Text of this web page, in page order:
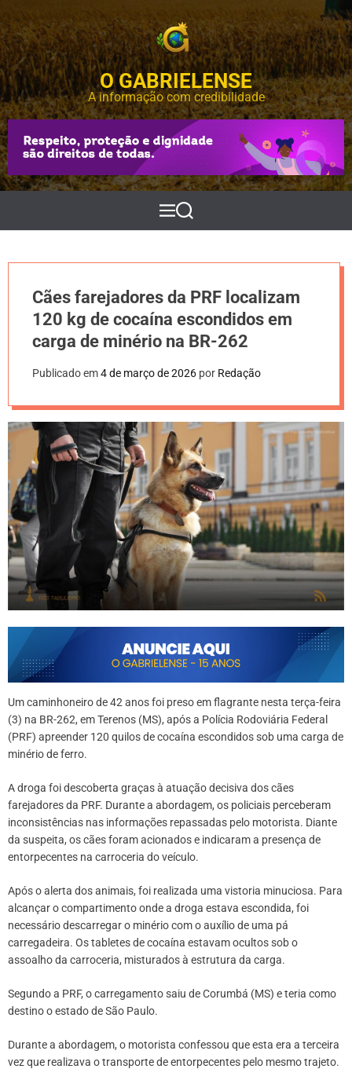
k
p
t
o
c
o
n
t
e
O GABRIELENSE
A informação com credibilidade
M
e
P
e
s
r
Cães farejadores da PRF localizam
120 kg de cocaína escondidos em
carga de minério na BR-262
Publicado em4 de março de 2026 por Redação
Um caminhoneiro de 42 anos foi preso em flagrante nesta terça-feira
(3) na BR-262, em Terenos (MS), após a Polícia Rodoviária Federal
(PRF) apreender 120 quilos de cocaína escondidos sob uma carga de
minério de ferro.
A droga foi descoberta graças à atuação decisiva dos cães
farejadores da PRF. Durante a abordagem, os policiais perceberam
inconsistências nas informações repassadas pelo motorista. Diante
da suspeita, os cães foram acionados e indicaram a presença de
entorpecentes na carroceria do veículo.
Após o alerta dos animais, foi realizada uma vistoria minuciosa. Para
alcançar o compartimento onde a droga estava escondida, foi
necessário descarregar o minério com o auxílio de uma pá
carregadeira. Os tabletes de cocaína estavam ocultos sob o
assoalho da carroceria, misturados à estrutura da carga.
Segundo a PRF, o carregamento saiu de Corumbá (MS) e teria como
destino o estado de São Paulo.
Durante a abordagem, o motorista confessou que esta era a terceira
vez que realizava o transporte de entorpecentes pelo mesmo trajeto.